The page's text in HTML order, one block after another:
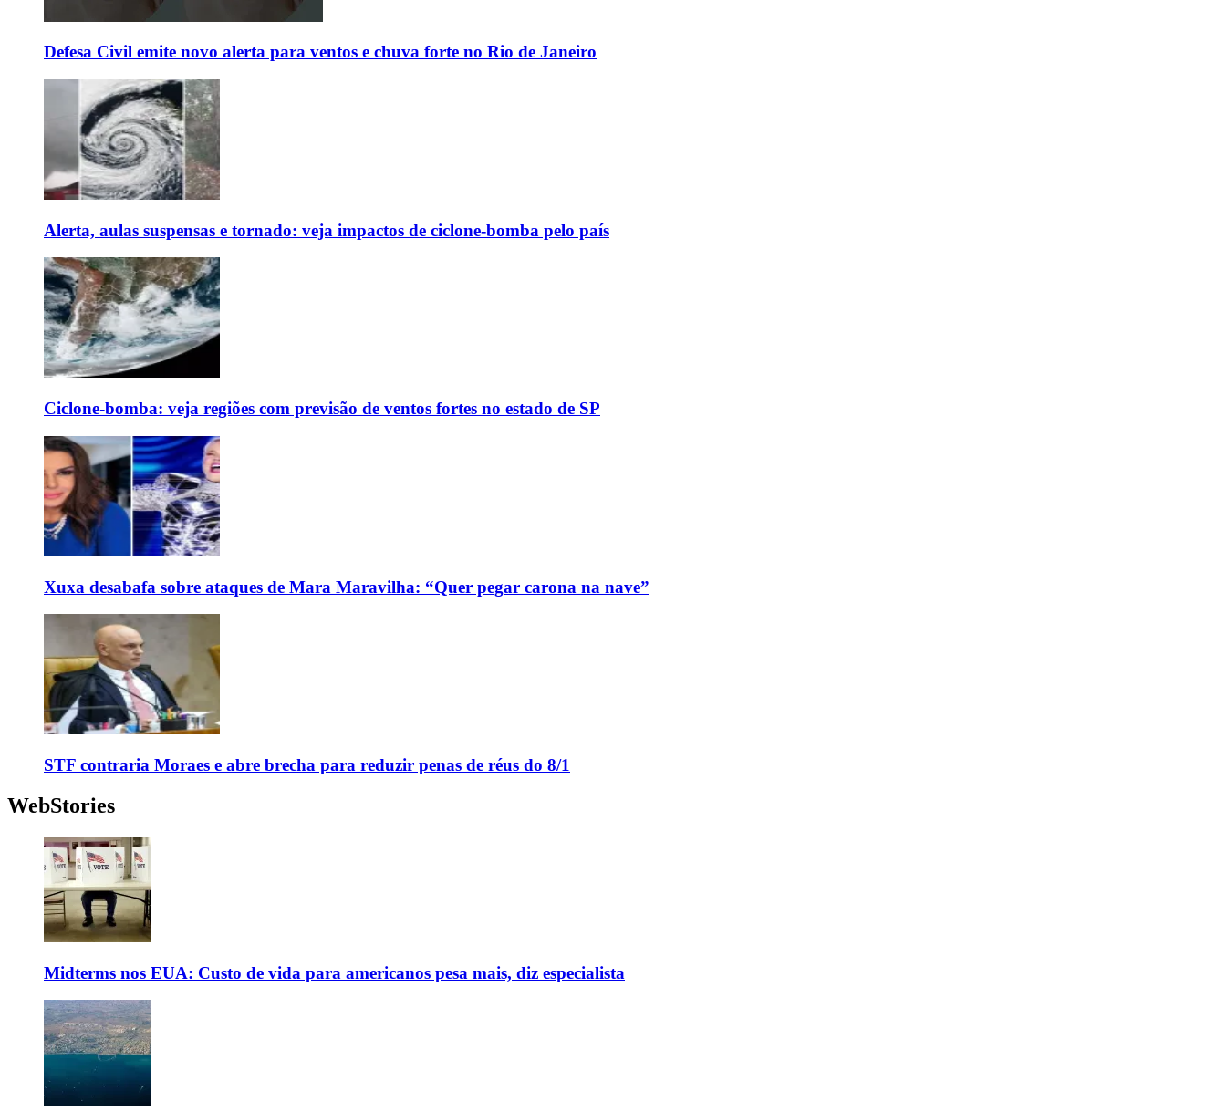
Defesa Civil emite novo alerta para ventos e chuva forte no Rio de Janeiro
Alerta, aulas suspensas e tornado: veja impactos de ciclone-bomba pelo país
Ciclone-bomba: veja regiões com previsão de ventos fortes no estado de SP
Xuxa desabafa sobre ataques de Mara Maravilha: “Quer pegar carona na nave”
STF contraria Moraes e abre brecha para reduzir penas de réus do 8/1
WebStories
Midterms nos EUA: Custo de vida para americanos pesa mais, diz especialista